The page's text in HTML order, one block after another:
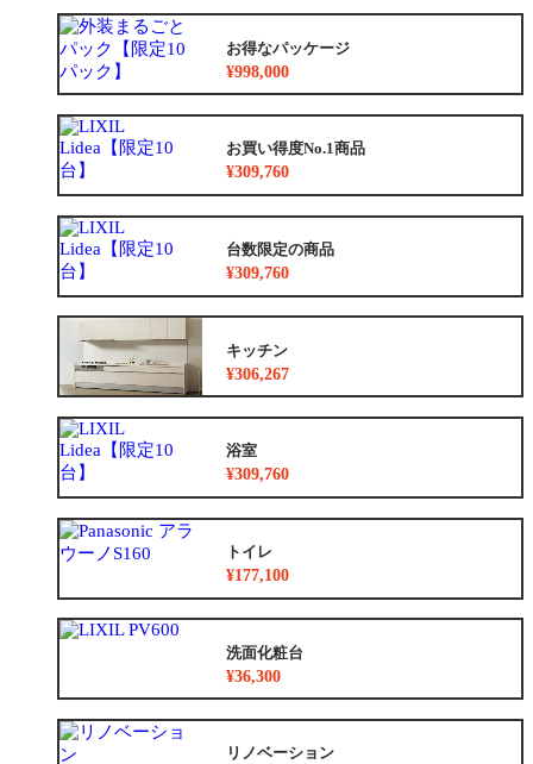
お得なパッケージ
¥998,000
お買い得度No.1商品
¥309,760
台数限定の商品
¥309,760
キッチン
¥306,267
浴室
¥309,760
トイレ
¥177,100
洗面化粧台
¥36,300
リノベーション